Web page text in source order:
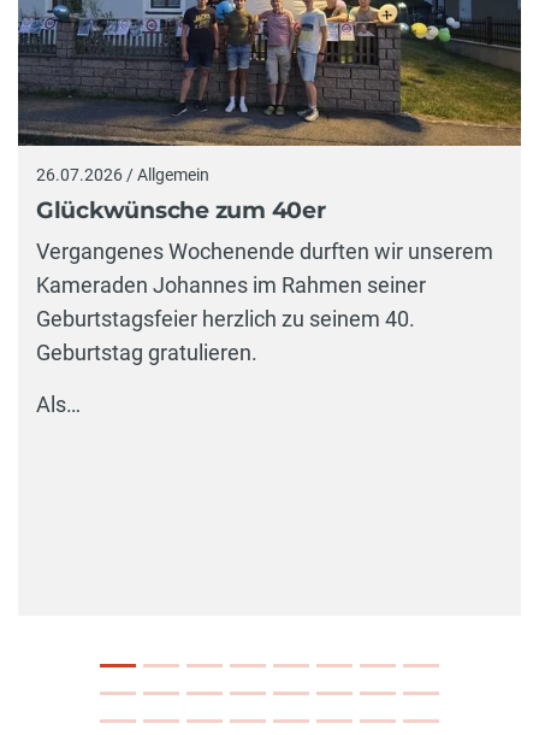
26.07.2026 / Allgemein
Glückwünsche zum 40er
Vergangenes Wochenende durften wir unserem
Kameraden Johannes im Rahmen seiner
Geburtstagsfeier herzlich zu seinem 40.
Geburtstag gratulieren.
Als…